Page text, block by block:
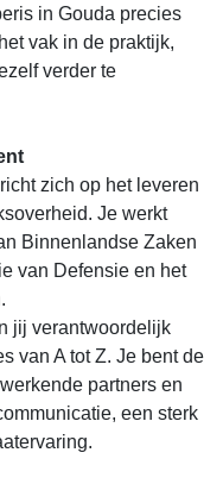
in Gouda precies
vak in de praktijk,
verder te
zich op het leveren
Je werkt
Binnenlandse Zaken
van Defensie en het
jij verantwoordelijk
van A tot Z. Je bent de
partners en
een sterk